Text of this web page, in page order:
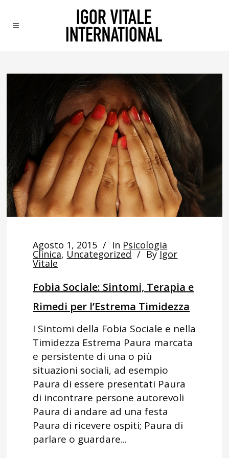
Agosto 1, 2015 In Psicologia
Clinica, Uncategorized By Igor
Vitale
Fobia Sociale: Sintomi, Terapia e
Rimedi per l’Estrema Timidezza
I Sintomi della Fobia Sociale e nella
Timidezza Estrema Paura marcata
e persistente di una o più
situazioni sociali, ad esempio
Paura di essere presentati Paura
di incontrare persone autorevoli
Paura di andare ad una festa
Paura di ricevere ospiti; Paura di
parlare o guardare...